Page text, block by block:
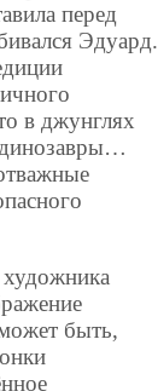
перед
Эдуард.
в джунглях
быть,